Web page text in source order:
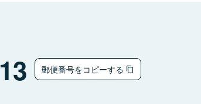
郵便番号をコピーする